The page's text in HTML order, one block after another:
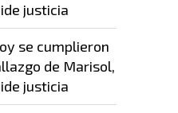
justicia
se cumplieron
de Marisol,
justicia